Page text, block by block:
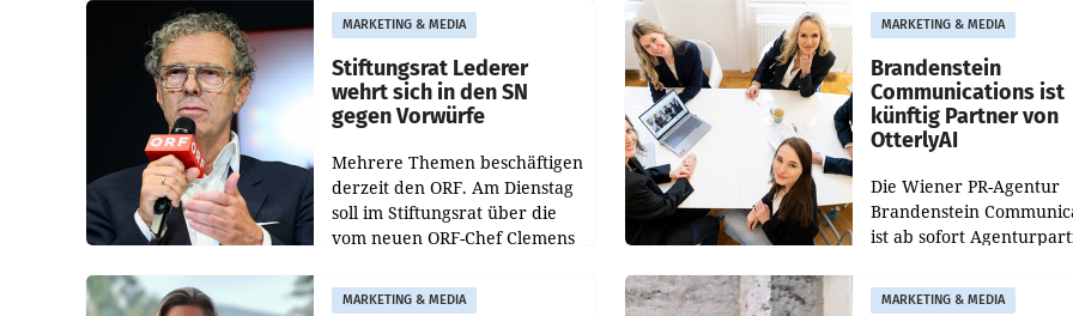
freigegeben: Die
Bundeswettbewerbsbehörde
und der Bundeskartellanwalt
aus, womit sich das
gegenüber Juli 2025
verdoppelte (+102
MARKETING & MEDIA
Stiftungsrat Lederer
wehrt sich in den SN
gegen Vorwürfe
Mehrere Themen beschäftigen
derzeit den ORF. Am Dienstag
soll im Stiftungsrat über die
vom neuen ORF-Chef Clemens
Besetzungen für die
MARKETING & MEDIA
Brandenstein
Communications ist
künftig Partner von
OtterlyAI
Die Wiener PR-Agentur
Brandenstein
ist ab sofort
Optimierungsplattform
MARKETING & MEDIA MARKETING & MEDIA